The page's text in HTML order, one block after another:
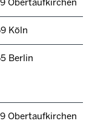
Obertaufkirchen
Köln
Berlin
Obertaufkirchen